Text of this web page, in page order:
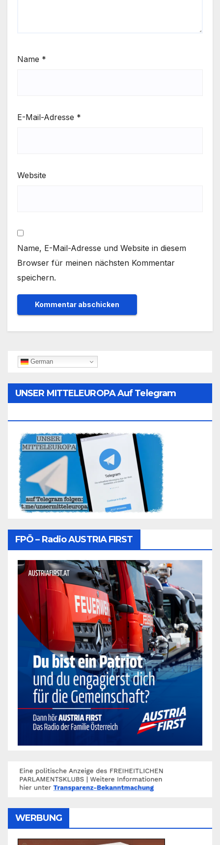
Name *
E-Mail-Adresse *
Website
Name, E-Mail-Adresse und Website in diesem
Browser für meinen nächsten Kommentar
speichern.
German
UNSER MITTELEUROPA Auf Telegram
FPÖ – Radio AUSTRIA FIRST
WERBUNG